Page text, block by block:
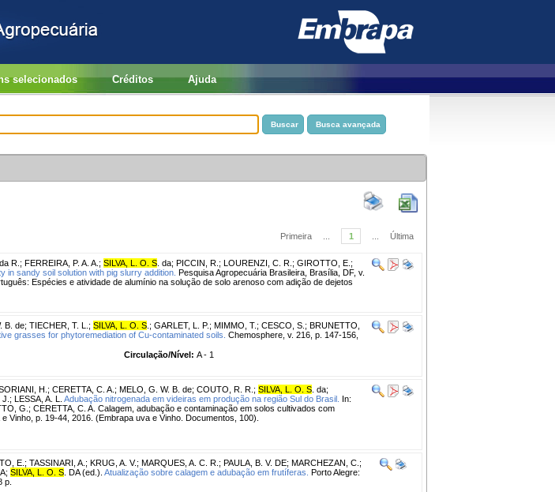
selecionados Créditos Ajuda
Primeira 1 Última
R. ; FERREIRA, P. A. A. ; SILVA, L. O. S . da; PICCIN, R. ; LOURENZI, C. R. ; GIROTTO, E. ;
in sandy soil solution with pig slurry addition. Pesquisa Agropecuária Brasileira, Brasília, DF, v.
Espécies e atividade de alumínio na solução de solo arenoso com adição de dejetos
B. de; TIECHER, T. L. ; SILVA, L. O. S ; GARLET, L. P. ; MIMMO, T. ; CESCO, S. ; BRUNETTO,
grasses for phytoremediation of Cu-contaminated soils. Chemosphere, v. 216, p. 147-156,
Circulação/Nível: A - 1
H. ; CERETTA, C. A. ; MELO, G. W. B. de; COUTO, R. R. ; SILVA, L. O. S . da;
; LESSA, A. L. Adubação nitrogenada em videiras em produção na região Sul do Brasil. In:
G.; CERETTA, C. A. Calagem, adubação e contaminação em solos cultivados com
Vinho, p. 19-44, 2016. (Embrapa uva e Vinho. Documentos, 100).
E. ; TASSINARI, A. ; KRUG, A. V.; MARQUES, A. C. R. ; PAULA, B. V. DE; MARCHEZAN, C. ;
; SILVA, L. O. S . DA (ed.). Atualização sobre calagem e adubação em frutíferas. Porto Alegre:
p.